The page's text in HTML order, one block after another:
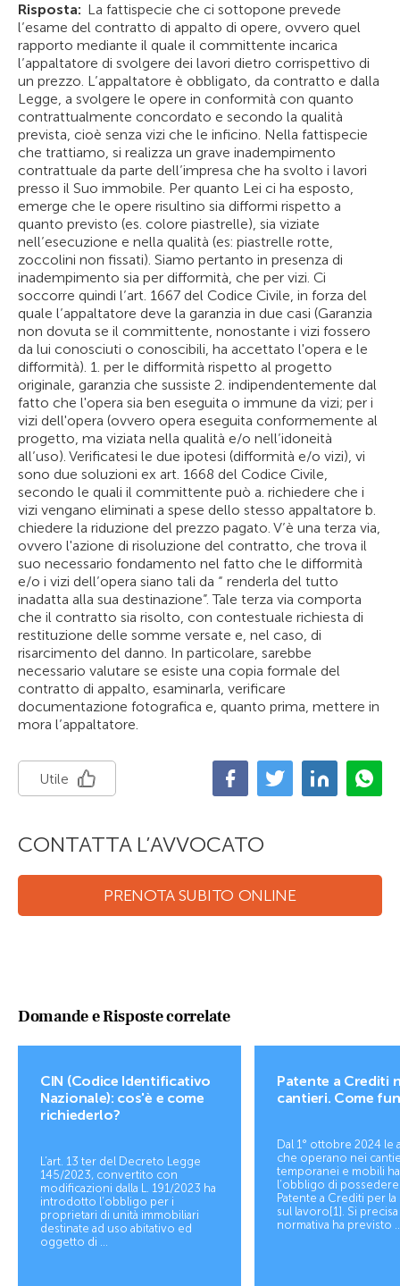
Risposta: La fattispecie che ci sottopone prevede
l’esame del contratto di appalto di opere, ovvero quel
rapporto mediante il quale il committente incarica
l’appaltatore di svolgere dei lavori dietro corrispettivo di
un prezzo. L’appaltatore è obbligato, da contratto e dalla
Legge, a svolgere le opere in conformità con quanto
contrattualmente concordato e secondo la qualità
prevista, cioè senza vizi che le inficino. Nella fattispecie
che trattiamo, si realizza un grave inadempimento
contrattuale da parte dell’impresa che ha svolto i lavori
presso il Suo immobile. Per quanto Lei ci ha esposto,
emerge che le opere risultino sia difformi rispetto a
quanto previsto (es. colore piastrelle), sia viziate
nell’esecuzione e nella qualità (es: piastrelle rotte,
zoccolini non fissati). Siamo pertanto in presenza di
inadempimento sia per difformità, che per vizi. Ci
soccorre quindi l’art. 1667 del Codice Civile, in forza del
quale l’appaltatore deve la garanzia in due casi (Garanzia
non dovuta se il committente, nonostante i vizi fossero
da lui conosciuti o conoscibili, ha accettato l'opera e le
difformità). 1. per le difformità rispetto al progetto
originale, garanzia che sussiste 2. indipendentemente dal
fatto che l'opera sia ben eseguita o immune da vizi; per i
vizi dell'opera (ovvero opera eseguita conformemente al
progetto, ma viziata nella qualità e/o nell’idoneità
all’uso). Verificatesi le due ipotesi (difformità e/o vizi), vi
sono due soluzioni ex art. 1668 del Codice Civile,
secondo le quali il committente può a. richiedere che i
vizi vengano eliminati a spese dello stesso appaltatore b.
chiedere la riduzione del prezzo pagato. V’è una terza via,
ovvero l'azione di risoluzione del contratto, che trova il
suo necessario fondamento nel fatto che le difformità
e/o i vizi dell’opera siano tali da “ renderla del tutto
inadatta alla sua destinazione”. Tale terza via comporta
che il contratto sia risolto, con contestuale richiesta di
restituzione delle somme versate e, nel caso, di
risarcimento del danno. In particolare, sarebbe
necessario valutare se esiste una copia formale del
contratto di appalto, esaminarla, verificare
documentazione fotografica e, quanto prima, mettere in
mora l’appaltatore.
Utile
CONTATTA L’AVVOCATO
PRENOTA SUBITO ONLINE
Domande e Risposte correlate
CIN (Codice Identificativo
Nazionale): cos'è e come
richiederlo?
L’art. 13 ter del Decreto Legge
145/2023, convertito con
modificazioni dalla L. 191/2023 ha
introdotto l’obbligo per i
proprietari di unità immobiliari
destinate ad uso abitativo ed
oggetto di ...
Patente a Crediti
cantieri. Come
Dal 1° ottobre 2024 le
che operano nei
temporanei e mobili
l’obbligo di
Patente a Crediti per
sul lavoro[1]. Si
normativa ha previsto